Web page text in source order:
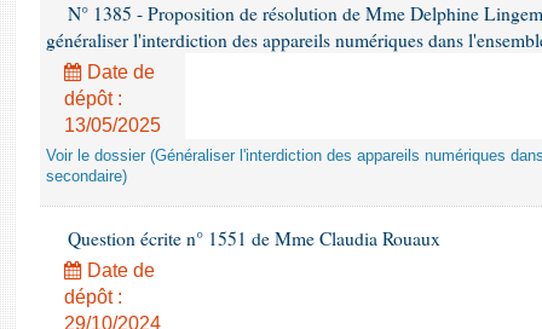
N° 1385 - Proposition de résolution de Mme Delphine
généraliser l'interdiction des appareils numériques dans
Date de
dépôt :
13/05/2025
Voir le dossier (Généraliser l'interdiction des appareils numériques
secondaire)
Question écrite n° 1551 de Mme Claudia Rouaux
Date de
dépôt :
29/10/2024